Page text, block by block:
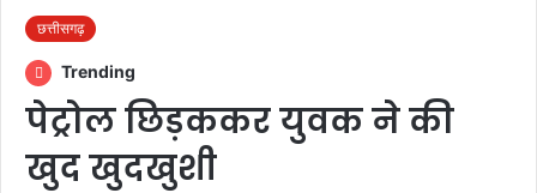
छत्तीसगढ़
Trending
पेट्रोल छिड़ककर युवक ने की
खुद खुदखुशी